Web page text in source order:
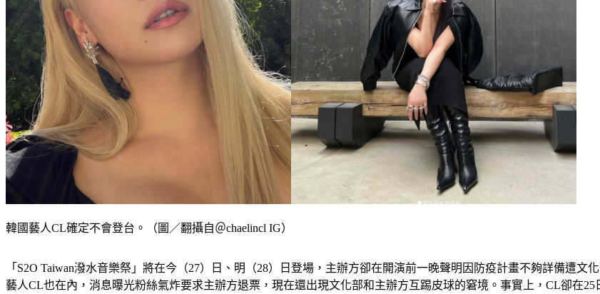
韓國藝人CL確定不會登台。（圖／翻攝自＠chaelincl IG）
「S2O Taiwan潑水音樂祭」將在今（27）日、明（28）日登場，主辦方卻在開演前一晚聲明因防疫計畫不夠詳備遭
藝人CL也在內，消息曝光粉絲氣炸要求主辦方退票，現在還出現文化部和主辦方互踢皮球的窘境。事實上，CL卻在